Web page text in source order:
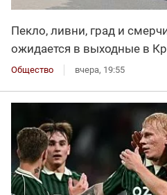
Пекло, ливни, град и
ожидается в выходные в
Общество вчера, 19:55